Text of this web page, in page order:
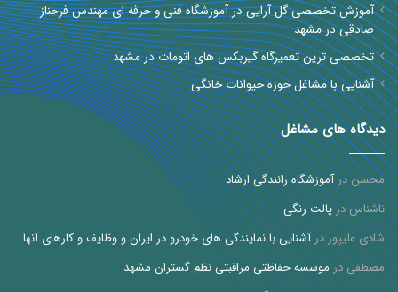
آموزش تخصصی گل آرایی در آموزشگاه فنی و حرفه ای مهندس فرحناز
صادقی در مشهد
تخصصی ترین تعمیرگاه گیربکس های اتومات در مشهد
آشنایی با مشاغل حوزه حیوانات خانگی
دیدگاه های مشاغل
محسندرآموزشگاه رانندگی ارشاد
ناشناسدرپالت رنگی
شادی علیپوردرآشنایی با نمایندگی های خودرو در ایران و وظایف و کارهای آنها
مصطفی در موسسه حفاظتی مراقبتی نظم گستران مشهد